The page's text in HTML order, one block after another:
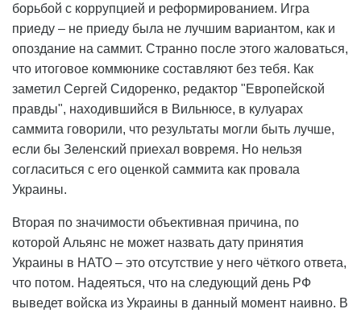
борьбой с коррупцией и реформированием. Игра
приеду – не приеду была не лучшим вариантом, как и
опоздание на саммит. Странно после этого жаловаться,
что итоговое коммюнике составляют без тебя. Как
заметил Сергей Сидоренко, редактор "Европейской
правды", находившийся в Вильнюсе, в кулуарах
саммита говорили, что результаты могли быть лучше,
если бы Зеленский приехал вовремя. Но нельзя
согласиться с его оценкой саммита как провала
Украины.
Вторая по значимости объективная причина, по
которой Альянс не может назвать дату принятия
Украины в НАТО – это отсутствие у него чёткого ответа,
что потом. Надеяться, что на следующий день РФ
выведет войска из Украины в данный момент наивно. В